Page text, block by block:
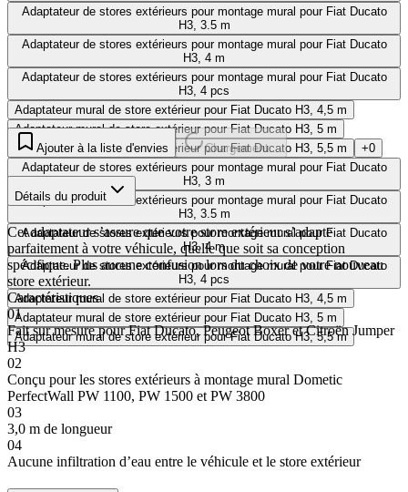
Adaptateur de stores extérieurs pour montage mural pour Fiat Ducato
H3, 3.5 m
Adaptateur de stores extérieurs pour montage mural pour Fiat Ducato
H3, 4 m
Adaptateur de stores extérieurs pour montage mural pour Fiat Ducato
H3, 4 pcs
Adaptateur mural de store extérieur pour Fiat Ducato H3, 4,5 m
Adaptateur mural de store extérieur pour Fiat Ducato H3, 5 m
Adaptateur mural de store extérieur pour Fiat Ducato H3, 5,5 m
+0
Adaptateur de stores extérieurs pour montage mural pour Fiat Ducato
H3, 3 m
Adaptateur de stores extérieurs pour montage mural pour Fiat Ducato
H3, 3.5 m
Adaptateur de stores extérieurs pour montage mural pour Fiat Ducato
H3, 4 m
Adaptateur de stores extérieurs pour montage mural pour Fiat Ducato
H3, 4 pcs
Adaptateur mural de store extérieur pour Fiat Ducato H3, 4,5 m
Adaptateur mural de store extérieur pour Fiat Ducato H3, 5 m
Adaptateur mural de store extérieur pour Fiat Ducato H3, 5,5 m
Ajouter à la liste d'envies Chargement...
Détails du produit
Cet adaptateur s’assure que votre store extérieur s’adapte
parfaitement à votre véhicule, quelle que soit sa conception
spécifique. Plus aucune confusion lors du choix de votre nouveau
store extérieur.
Caractéristiques
01
Fait sur mesure pour Fiat Ducato, Peugeot Boxer et Citroën Jumper
H3
02
Conçu pour les stores extérieurs à montage mural Dometic
PerfectWall PW 1100, PW 1500 et PW 3800
03
3,0 m de longueur
04
Aucune infiltration d’eau entre le véhicule et le store extérieur